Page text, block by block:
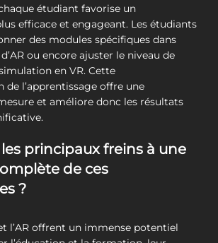
étudiant favorise un
efficace et engageant. Les étudiants
des modules spécifiques dans
ou encore ajuster le niveau de
en VR. Cette
de l’apprentissage offre une
et améliore donc les résultats
principaux freins à une
de ces
?
l’AR offrent un immense potentiel